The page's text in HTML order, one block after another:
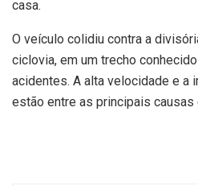
casa.
O veículo colidiu contra a
ciclovia, em um trecho
acidentes. A alta velocidade e a
estão entre as principais causas